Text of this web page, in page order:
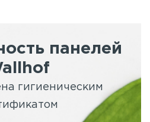
панелей
гигиеническим